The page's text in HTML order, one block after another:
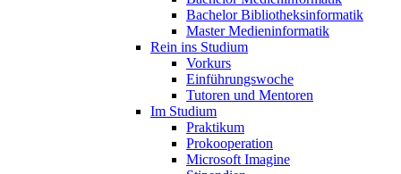
Bachelor Bibliotheksinformatik
Master Medieninformatik
Rein ins Studium
Vorkurs
Einführungswoche
Tutoren und Mentoren
Im Studium
Praktikum
Prokooperation
Microsoft Imagine